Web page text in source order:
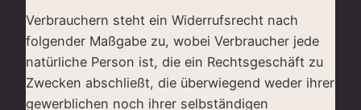
Verbrauchern steht ein Widerrufsrecht nach
folgender Maßgabe zu, wobei Verbraucher jede
natürliche Person ist, die ein Rechtsgeschäft zu
Zwecken abschließt, die überwiegend weder ihrer
gewerblichen noch ihrer selbständigen